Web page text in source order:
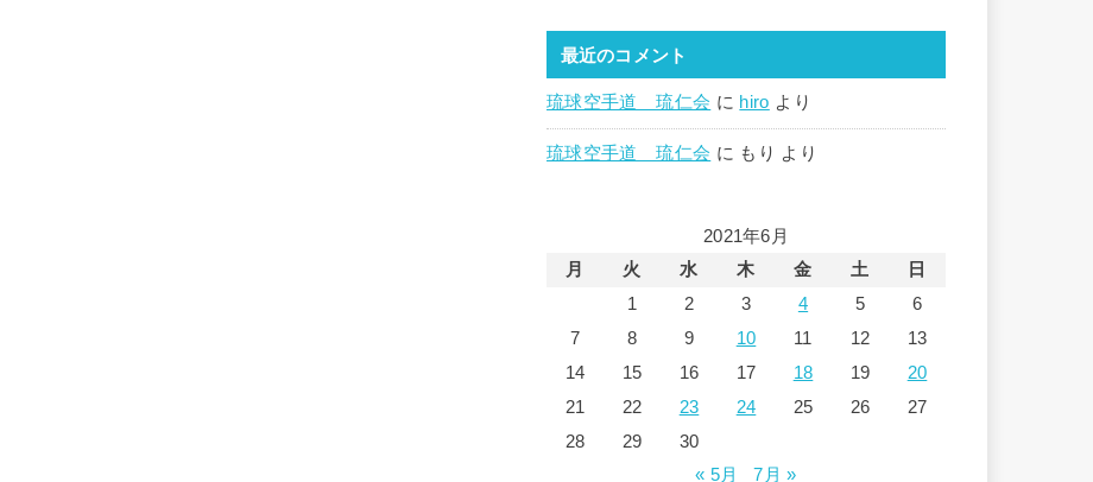
最近のコメント
琉球空手道 琉仁会 に hiro より
琉球空手道 琉仁会 に もり より
2021年6月
月
火 水 木 金 土
日
1
2 3 4 5
6
7
8 9 10 11 12
13
14
15 16 17 18 19
20
21
22 23 24 25 26
27
28
29
30
« 5月
7月 »